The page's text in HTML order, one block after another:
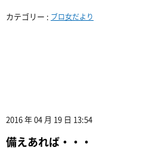
カテゴリー : ブロ女だより
2016 年 04 月 19 日 13:54
備えあれば・・・